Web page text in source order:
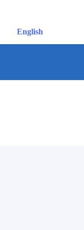
English